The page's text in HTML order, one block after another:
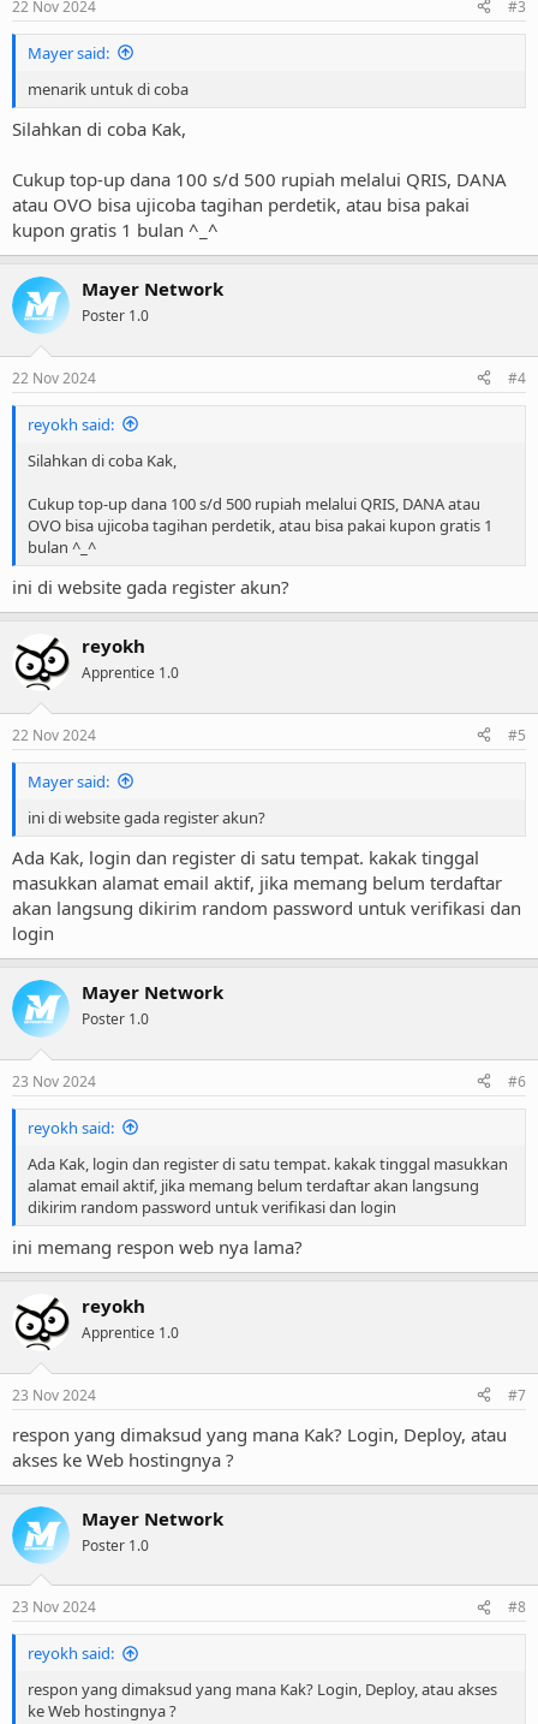
Hestia Nginx Cache
SSL Lets Enscrypt
Quick Install App
WordPress Benchmark 9+
Kapasitas FULL untuk kamu, boleh diGASS POLL, boleh
dipakai sebagai Storage
Lokasi Frankfurt am Main - Germany
Rp 38.800 /Tahun atau Rp. 3.880 /Bulan atau Rp. 0.01
/Detik
Promo codeCOBAIN
(linux) danWPDE2G(wordpress)
COBAIN order!
Kenapa di Kami ?
Billing pengembangan sendiri, memangkas biaya lisensi
untuk fokus jualan dengan harga terbaik
Deploy Instant bisa dengan nama
Pembayaran bisaPerdetik, Permenit, Jam2an, Harian,
Mingguan, Bulanan s/d Tahunan
Siklus tagihan bisa diganti dari
sebaliknya
Paket layanan bisa diUpgrade
Hosting bisa diReinstall(dibuat) ulang sendiri dengan
domain/subdomain baru
Layanan bisa di
Layanan bisa diShare(berbagi) dengan akun lain untuk
mempermudah pengelolaan
Layanan bisa diTranfer(pindahkan/dijual) ke akun lain dan
ditentukan sendiri biayanya *SOON
di tanggal yang ditentukan *SOON
Sisa saldo bisa di
Tranfer (pindahkan) ke akun lain *SOON
Stok dibatasi.
Yang mau belajar, yang penasaran, yang iseng aja, yang
COBAIN
s
:
22 Nov 2024 #3
Mayer said:
menarik untuk di coba
Silahkan di coba Kak,
Cukup top-up dana 100 s/d 500 rupiah melalui QRIS, DANA
atau OVO bisa ujicoba tagihan perdetik, atau bisa pakai
kupon gratis 1 bulan ^_^
Mayer Network
Poster 1.0
22 Nov 2024 #4
reyokh said:
Silahkan di coba Kak,
Cukup top-up dana 100 s/d 500 rupiah melalui QRIS, DANA atau
OVO bisa ujicoba tagihan perdetik, atau bisa pakai kupon gratis 1
bulan ^_^
ini di website gada register akun?
reyokh
Apprentice 1.0
22 Nov 2024 #5
Mayer said:
ini di website gada register akun?
Ada Kak, login dan register di satu tempat. kakak tinggal
masukkan alamat email aktif, jika memang belum terdaftar
akan langsung dikirim random password untuk verifikasi dan
login
Mayer Network
Poster 1.0
23 Nov 2024 #6
reyokh said:
Ada Kak, login dan register di satu tempat. kakak tinggal masukkan
alamat email aktif, jika memang belum terdaftar akan langsung
dikirim random password untuk verifikasi dan login
ini memang respon web nya lama?
reyokh
Apprentice 1.0
23 Nov 2024 #7
respon yang dimaksud yang mana Kak? Login, Deploy, atau
akses ke Web hostingnya ?
Mayer Network
Poster 1.0
23 Nov 2024 #8
reyokh said:
respon yang dimaksud yang mana Kak? Login, Deploy, atau akses
ke Web hostingnya ?